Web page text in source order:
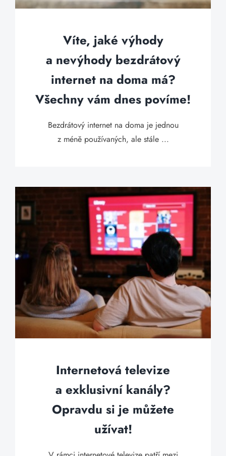
Víte, jaké výhody
a nevýhody bezdrátový
internet na doma má?
Všechny vám dnes povíme!
Bezdrátový internet na doma je jednou
z méně používaných, ale stále ...
Internetová televize
a exklusivní kanály?
Opravdu si je můžete
užívat!